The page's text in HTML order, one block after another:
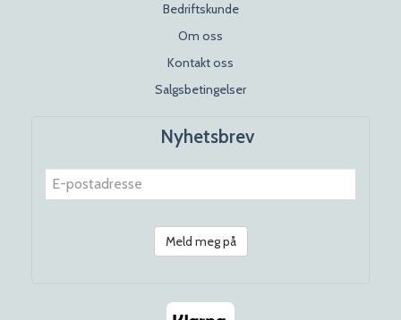
Bedriftskunde
Om oss
Kontakt oss
Salgsbetingelser
Nyhetsbrev
Meld meg på